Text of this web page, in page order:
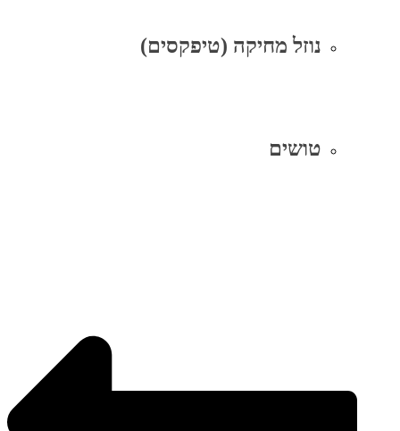
נוזל מחיקה (טיפקסים)
טושים